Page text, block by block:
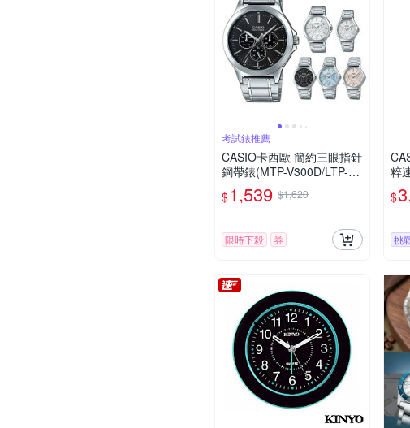
考試錶推薦
CASIO卡西歐 簡約三眼指針
鋼帶錶(MTP-V300D/LTP-V3
00D) / 考試錶
$1,539 $1,620
限時下殺 券
粹
mm
$
挑